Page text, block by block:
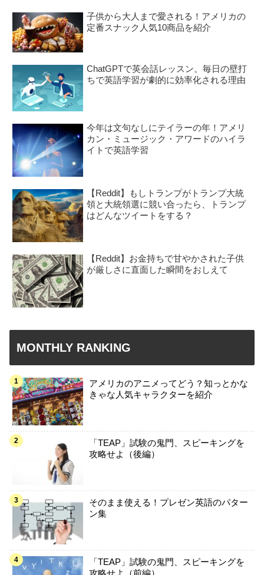
子供から大人まで愛される！アメリカの
定番スナック人気10商品を紹介
ChatGPTで英会話レッスン。毎日の壁打
ちで英語学習が劇的に効率化される理由
今年は文句なしにテイラーの年！アメリ
カン・ミュージック・アワードのハイラ
イトで英語学習
【Reddit】もしトランプがトランプ大統
領と大統領選に競い合ったら、トランプ
はどんなツイートをする？
【Reddit】お金持ちで甘やかされた子供
が厳しさに直面した瞬間をおしえて
MONTHLY RANKING
アメリカのアニメってどう？知っとかな
きゃな人気キャラクターを紹介
「TEAP」試験の鬼門、スピーキングを
攻略せよ（後編）
そのまま使える！プレゼン英語のパター
ン集
「TEAP」試験の鬼門、スピーキングを